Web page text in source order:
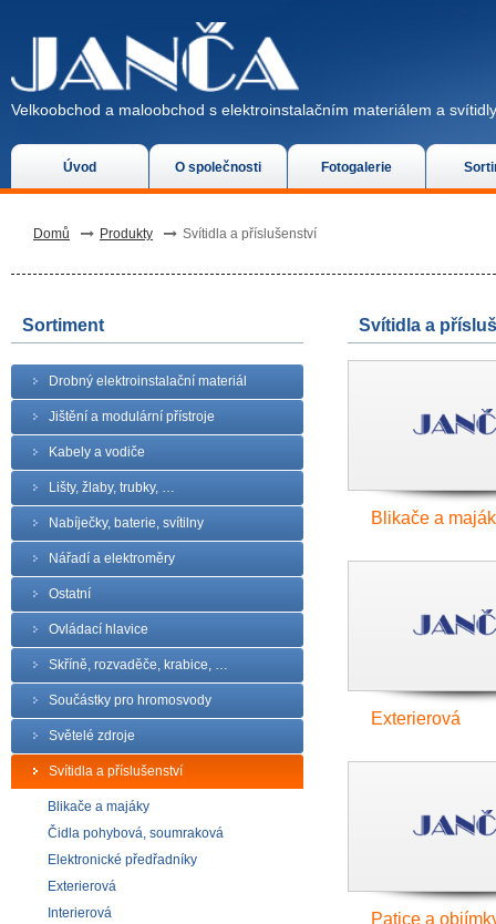
Úvod O společnosti Fotogalerie
Velkoobchod a maloobchod s elektroinstalačním materiálem a
Domů Produkty Svítidla a příslušenství
Sortiment
Drobný elektroinstalační materiál
Jištění a modulární přístroje
Kabely a vodiče
Lišty, žlaby, trubky, …
Nabíječky, baterie, svítilny
Nářadí a elektroměry
Ostatní
Ovládací hlavice
Skříně, rozvaděče, krabice, …
Součástky pro hromosvody
Světelé zdroje
Svítidla a příslušenství
Blikače a majáky
Čidla pohybová, soumraková
Elektronické předřadníky
Exterierová
Interierová
Svítidla a
Blikače a
Exterierová
Patice a